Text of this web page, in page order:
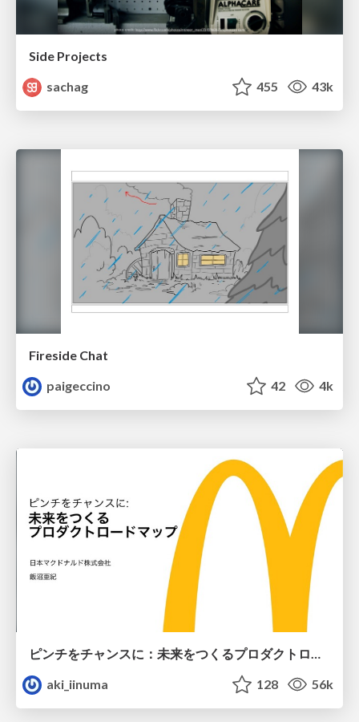
Side Projects
sachag
455 43k
Fireside Chat
paigeccino
42 4k
ピンチをチャンスに：未来をつくるプロダクトロードマップ #pmconf2020
aki_iinuma
128 56k